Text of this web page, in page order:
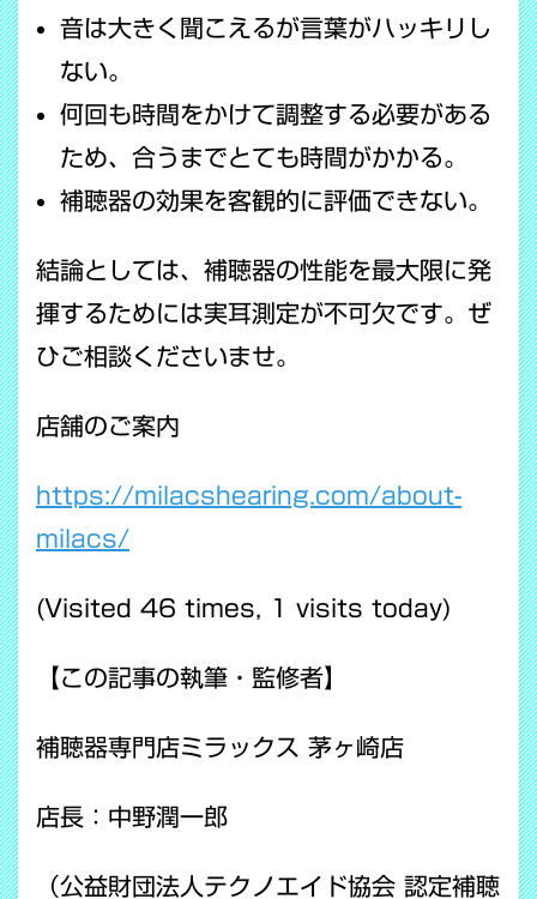
音は大きく聞こえるが言葉がハッキリし
ない。
何回も時間をかけて調整する必要がある
ため、合うまでとても時間がかかる。
補聴器の効果を客観的に評価できない。
結論としては、補聴器の性能を最大限に発
揮するためには実耳測定が不可欠です。ぜ
ひご相談くださいませ。
店舗のご案内
https://milacshearing.com/about-
milacs/
(Visited 46 times, 1 visits today)
【この記事の執筆・監修者】
補聴器専門店ミラックス 茅ヶ崎店
店長：中野潤一郎
（公益財団法人テクノエイド協会 認定補聴